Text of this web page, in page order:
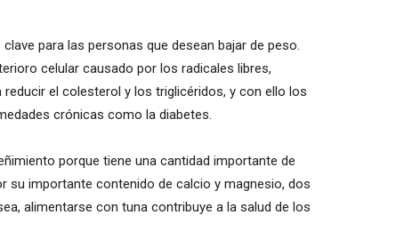
para las personas que desean bajar de peso.
celular causado por los radicales libres,
el colesterol y los triglicéridos, y con ello los
crónicas como la diabetes.
porque tiene una cantidad importante de
su importante contenido de calcio y magnesio, dos
alimentarse con tuna contribuye a la salud de los